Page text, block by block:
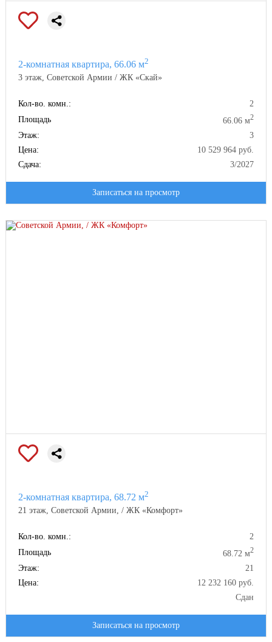
2-комнатная квартира, 66.06 м2
3 этаж, Советской Армии / ЖК «Скай»
Кол-во. комн.:
2
Площадь
66.06 м2
Этаж:
3
Цена:
10 529 964 руб.
Сдача:
3/2027
Записаться на просмотр
2-комнатная квартира, 68.72 м2
21 этаж, Советской Армии, / ЖК «Комфорт»
Кол-во. комн.:
2
Площадь
68.72 м2
Этаж:
21
Цена:
12 232 160 руб.
Сдан
Записаться на просмотр